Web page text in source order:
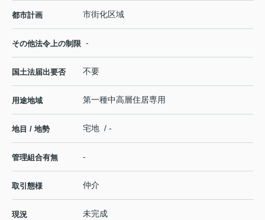
都市計画 市街化区域
その他法令上の制限 -
国土法届出要否 不要
用途地域 第一種中高層住居専用
地目 / 地勢 宅地 / -
管理組合有無 -
取引態様 仲介
現況 未完成